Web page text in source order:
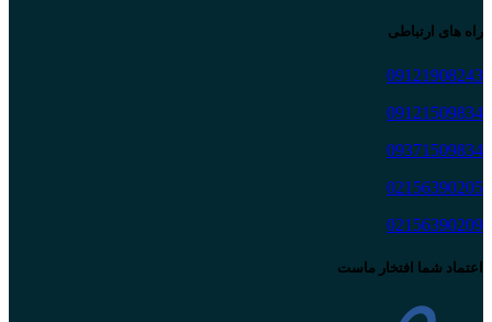
راه های ارتباطی
09121908243
09121509834
09371509834
02156390205
02156390209
اعتماد شما افتخار ماست